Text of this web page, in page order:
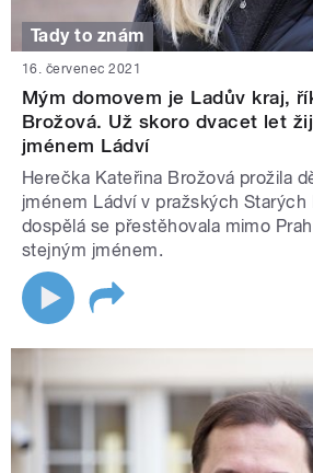
Tady to znám
16. červenec 2021
Mým domovem je Ladův kraj,
Brožová. Už skoro dvacet let
jménem Ládví
Herečka Kateřina Brožová prožila
jménem Ládví v pražských Starých
dospělá se přestěhovala mimo
stejným jménem.